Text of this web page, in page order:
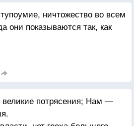
ничтожество во всем
они показываются так, как
потрясения; Нам —